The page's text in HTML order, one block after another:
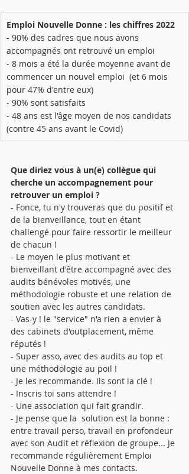
Emploi Nouvelle Donne : les chiffres 2022
- 90% des cadres que nous avons
accompagnés ont retrouvé un emploi
- 8 mois a été la durée moyenne avant de
commencer un nouvel emploi  (et 6 mois
pour 47% d'entre eux)
- 90% sont satisfaits
- 48 ans est l'âge moyen de nos candidats
(contre 45 ans avant le Covid)
Que diriez vous à un(e) collègue qui
cherche un accompagnement pour
retrouver un emploi ?
- Fonce, tu n'y trouveras que du positif et
de la bienveillance, tout en étant
challengé pour faire ressortir le meilleur
de chacun !
- Le moyen le plus motivant et
bienveillant d'être accompagné avec des
audits bénévoles motivés, une
méthodologie robuste et une relation de
soutien avec les autres candidats.
- Vas-y ! le "service" n'a rien a envier à
des cabinets d'outplacement, même
réputés !
- Super asso, avec des audits au top et
une méthodologie au poil !
- Je les recommande. Ils sont la clé !
- Inscris toi sans attendre !
- Une association qui fait grandir.
- Je pense que la  solution est la bonne :
entre travail perso, travail en profondeur
avec son Audit et réflexion de groupe... Je
recommande régulièrement Emploi
Nouvelle Donne à mes contacts.